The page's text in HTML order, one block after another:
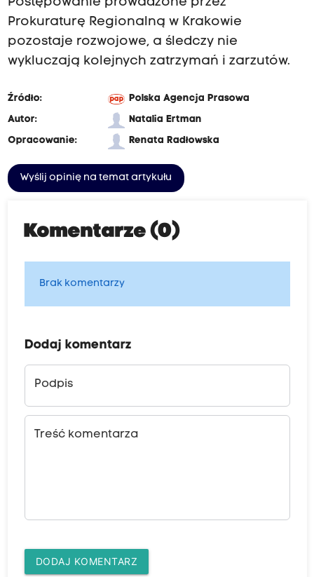
Prokuraturę Regionalną w Krakowie
pozostaje rozwojowe, a śledczy nie
wykluczają kolejnych zatrzymań i zarzutów.
Źródło:
Polska Agencja Prasowa
Autor:
Natalia Ertman
Opracowanie:
Renata Radłowska
Wyślij opinię na temat artykułu
Komentarze (0)
Brak komentarzy
Dodaj komentarz
Podpis
Treść komentarza
DODAJ KOMENTARZ